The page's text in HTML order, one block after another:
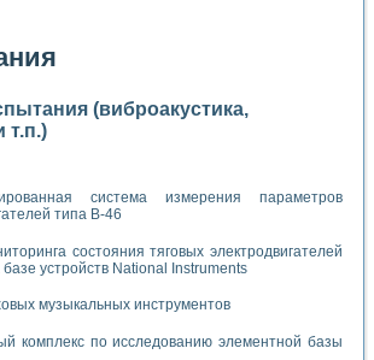
(виброакустика,
т.п.)
система измерения параметров
типа В-46
состояния тяговых электродвигателей
базе устройств National Instruments
музыкальных инструментов
комплекс по исследованию элементной базы